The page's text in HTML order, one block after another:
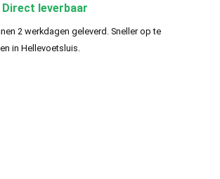
Direct leverbaar
2 werkdagen geleverd. Sneller op te
in Hellevoetsluis.